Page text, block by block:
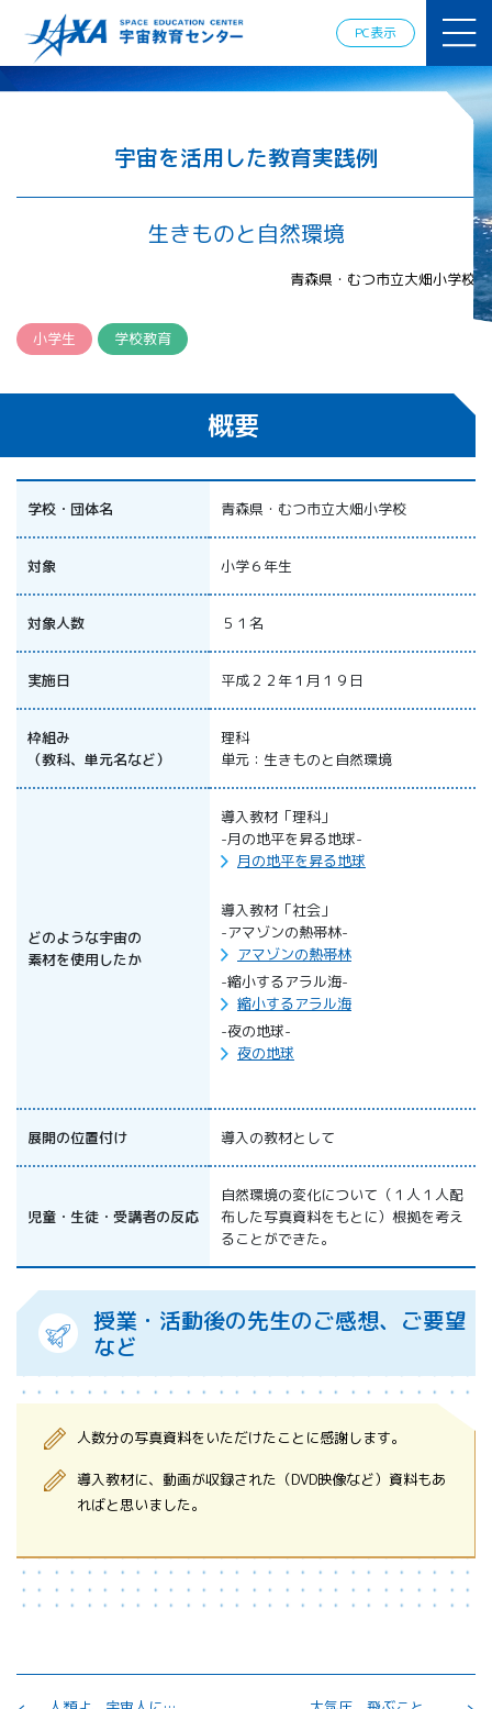
PC表示
ミー
ロスペース
情報の発
信
宇宙を活用
した教育実
践例
体験的学
習機会の
APRSAF（ア
ジア太平洋
地域宇宙機
関会議）宇
宙教育 for
All 分科会
APRSAF宇宙
教育 for All
APRSAFポス
ターコンテ
スト
APRSAF教員
セミナー
ISEB（国際
ISEB学生派
遣プログラ
ム
宇宙を活用した教育実践例
生きものと自然環境
青森県・むつ市立大畑小学校
小学生 学校教育
概要
学校・団体名 青森県・むつ市立大畑小学校
対象 小学６年生
対象人数 ５１名
実施日 平成２２年１月１９日
枠組み
（教科、単元名など）
理科
単元：生きものと自然環境
どのような宇宙の
素材を使用したか
導入教材「理科」
-月の地平を昇る地球-
月の地平を昇る地球
導入教材「社会」
-アマゾンの熱帯林-
アマゾンの熱帯林
-縮小するアラル海-
縮小するアラル海
-夜の地球-
夜の地球
展開の位置付け 導入の教材として
児童・生徒・受講者の反応
自然環境の変化について（１人１人配
布した写真資料をもとに）根拠を考え
ることができた。
授業・活動後の先生のご感想、ご要望
など
人数分の写真資料をいただけたことに感謝します。
導入教材に、動画が収録された（DVD映像など）資料もあ
ればと思いました。